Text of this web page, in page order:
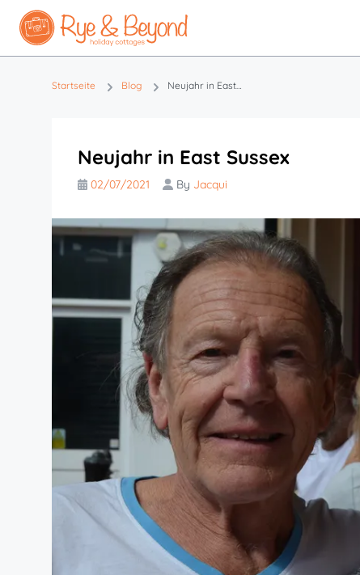
Startseite Blog Neujahr in East Sussex
Neujahr in East Sussex
02/07/2021 By Jacqui